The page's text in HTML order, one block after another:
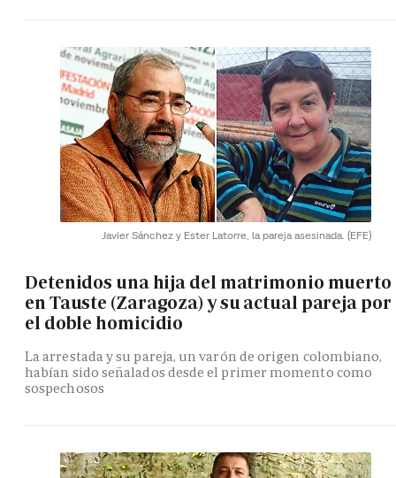
Javier Sánchez y Ester Latorre, la pareja asesinada. (EFE)
Detenidos una hija del matrimonio muerto
en Tauste (Zaragoza) y su actual pareja por
el doble homicidio
La arrestada y su pareja, un varón de origen colombiano,
habían sido señalados desde el primer momento como
sospechosos